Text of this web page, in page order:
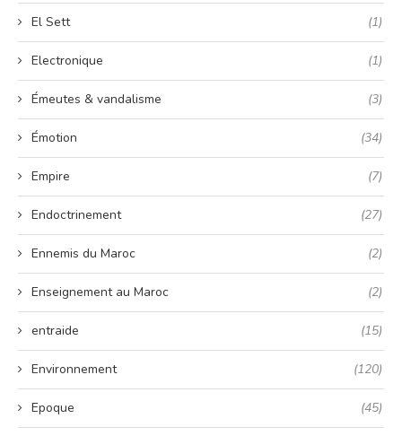
El Sett (1)
Electronique (1)
Émeutes & vandalisme (3)
Émotion (34)
Empire (7)
Endoctrinement (27)
Ennemis du Maroc (2)
Enseignement au Maroc (2)
entraide (15)
Environnement (120)
Epoque (45)